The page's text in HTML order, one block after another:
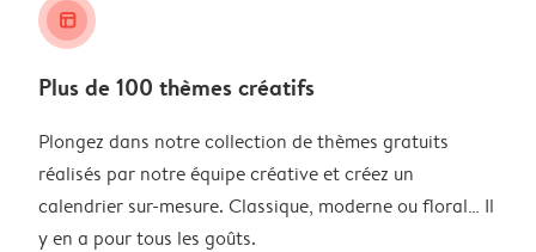
layout_alt
Plus de 100 thèmes créatifs
Plongez dans notre collection de thèmes gratuits
réalisés par notre équipe créative et créez un
calendrier sur-mesure. Classique, moderne ou floral… Il
y en a pour tous les goûts.